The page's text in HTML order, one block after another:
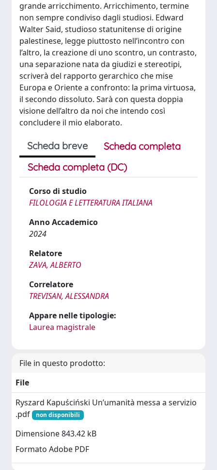
grande arricchimento. Arricchimento, termine
non sempre condiviso dagli studiosi. Edward
Walter Said, studioso statunitense di origine
palestinese, legge piuttosto nell’incontro con
l’altro, la creazione di uno scontro, un contrasto,
una separazione nata da giudizi e stereotipi,
scriverà del rapporto gerarchico che mise
Europa e Oriente a confronto: la prima virtuosa,
il secondo dissoluto. Sarà con questa doppia
visione dell’altro da noi che intendo così
concludere il mio elaborato.
Scheda breve
Scheda completa
Scheda completa (DC)
Corso di studio
FILOLOGIA E LETTERATURA ITALIANA
Anno Accademico
2024
Relatore
ZAVA, ALBERTO
Correlatore
TREVISAN, ALESSANDRA
Appare nelle tipologie:
Laurea magistrale
File in questo prodotto:
File
Ryszard Kapuściński Un’umanità messa a servizio
.pdf
non disponibili
Dimensione 843.42 kB
Formato Adobe PDF